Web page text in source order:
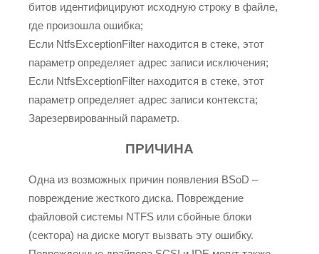
битов идентифицируют исходную строку в файле,
где произошла ошибка;
Если NtfsExceptionFilter находится в стеке, этот
параметр определяет адрес записи исключения;
Если NtfsExceptionFilter находится в стеке, этот
параметр определяет адрес записи контекста;
Зарезервированный параметр.
ПРИЧИНА
Одна из возможных причин появления BSoD –
повреждение жесткого диска. Повреждение
файловой системы NTFS или сбойные блоки
(сектора) на диске могут вызвать эту ошибку.